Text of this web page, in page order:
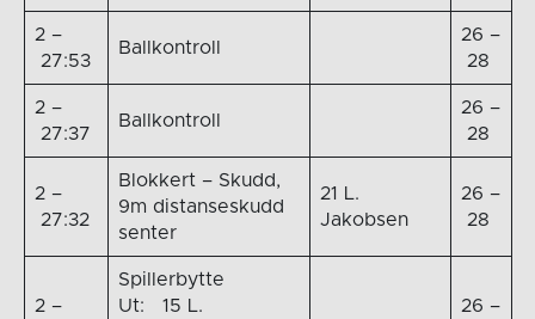
2 –
27:53
Ballkontroll
26 –
28
2 –
27:37
Ballkontroll
26 –
28
2 –
27:32
Blokkert – Skudd,
9m distanseskudd
senter
21 L.
Jakobsen
26 –
28
2 –
Spillerbytte
Ut: 15 L.
26 –